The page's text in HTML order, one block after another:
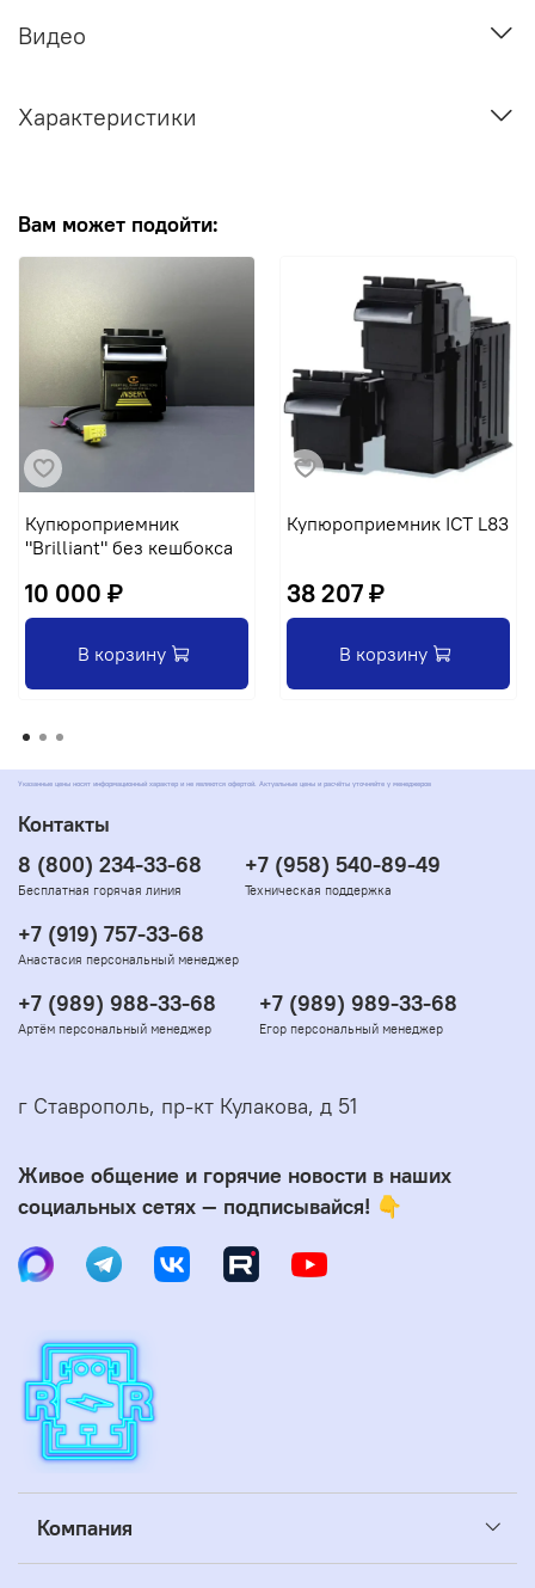
Видео
Характеристики
Вам может подойти:
Купюроприемник
"Brilliant" без кешбокса
10 000 ₽
В корзину
Купюроприемник ICT L83
38 207 ₽
В корзину
Указанные цены носят информационный характер и не являются офертой. Актуальные цены и расчёты уточняйте у менеджеров
Компания
Контакты
8 (800) 234-33-68
Бесплатная горячая линия
+7 (958) 540-89-49
Техническая поддержка
+7 (919) 757-33-68
Анастасия персональный менеджер
+7 (989) 988-33-68
Артём персональный менеджер
+7 (989) 989-33-68
Егор персональный менеджер
г Ставрополь, пр-кт Кулакова, д 51
Живое общение и горячие новости в наших
социальных сетях — подписывайся! 👇